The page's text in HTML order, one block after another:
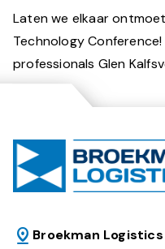
Laten we elkaar
Technology
professionals Glen
Broekman